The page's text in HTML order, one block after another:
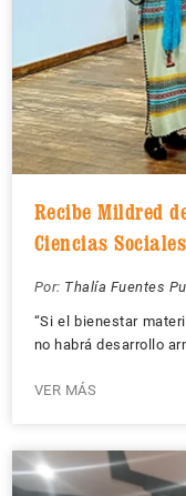
Recibe Mildred
Ciencias
Por: Thalía Fuentes
“Si el bienestar
no habrá desarrollo
VER MÁS